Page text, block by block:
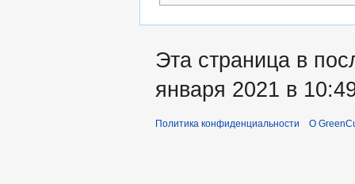
Эта страница в
января 2021 в
Политика конфиденциальности О